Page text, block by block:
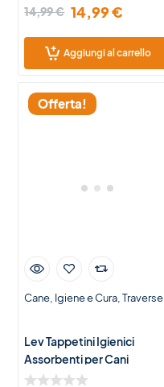
14,99€ 14,99€
Aggiungi al carrello
Offerta!
Cane Igiene e Cura Traverse
Lev Tappetini Igienici
Assorbenti per Cani
60x60cm – 100pcs